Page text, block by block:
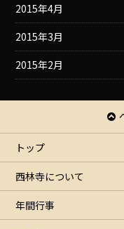
2015年4月
2015年3月
2015年2月
トップ
西林寺について
年間行事